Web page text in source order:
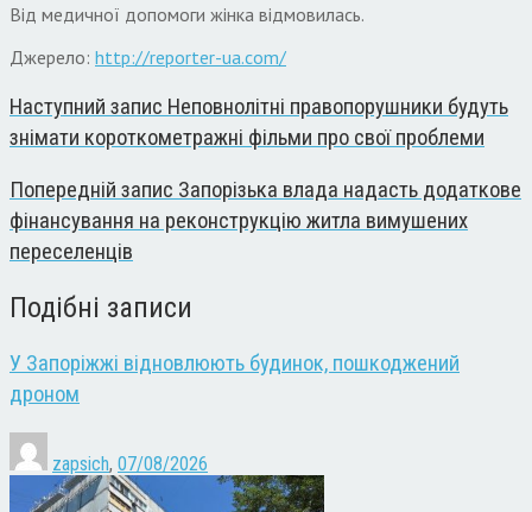
Від медичної допомоги жінка відмовилась.
Джерело: http://reporter-ua.com/
Наступний запис Неповнолітні правопорушники будуть
знімати короткометражні фільми про свої проблеми
Попередній запис Запорізька влада надасть додаткове
фінансування на реконструкцію житла вимушених
переселенців
Подібні записи
У Запоріжжі відновлюють будинок, пошкоджений
дроном
zapsich, 07/08/2026